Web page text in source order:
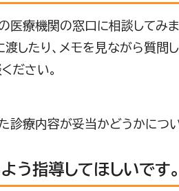
療機関の窓口に相談してみま
したり、メモを見ながら質問
ださい。
療内容が妥当かどうかについ
う指導してほしいです。